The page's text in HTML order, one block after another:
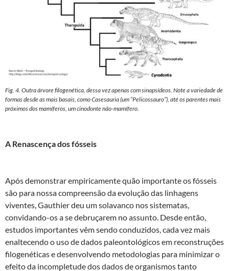
Fig. 4. Outra árvore filogenética, dessa vez apenas com sinapsídeos. Note a variedade de
formas desde as mais basais, como Casesauria (um “Pelicossauro”), até os parentes mais
próximos dos mamíferos, um cinodonte não-mamífero.
A Renascença dos fósseis
Após demonstrar empiricamente quão importante os fósseis
são para nossa compreensão da evolução das linhagens
viventes, Gauthier deu um solavanco nos sistematas,
convidando-os a se debruçarem no assunto. Desde então,
estudos importantes vêm sendo conduzidos, cada vez mais
enaltecendo o uso de dados paleontológicos em reconstruções
filogenéticas e desenvolvendo metodologias para minimizar o
efeito da incompletude dos dados de organismos tanto